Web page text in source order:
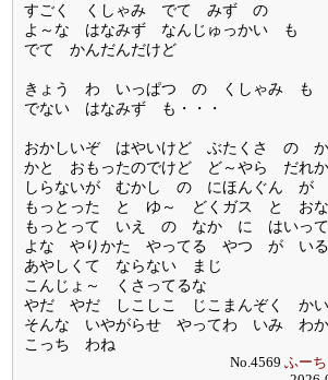
すごく くしゃみ でて みず の
よ～な はなみず なんじゅっかい も
でて かんだんだけど
きょう わ いっぱつ の くしゃみ も
でない はなみず も・・・
おかしいぞ はやいけど ぶたくさ の か
かと おもったのでけど ど～やら だれか
しらないが むかし の にほんぐん が
もっとった と ゆ～ どくガス と お
もっとって いえ の なか に はいっ
よな やりかた やってる やつ が い
あやしくて ならない まじ
こんじょ～ くさってるな
やだ やだ しこしこ じこまんぞく か
そんな いやがらせ やってわ いみ わか
こっち わね
No.4569ふー